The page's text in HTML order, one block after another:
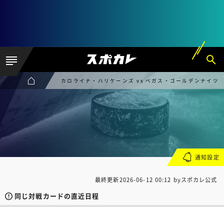
カロライナ・ハリケーンズ vs ベガス・ゴールデンナイツ
最終更新2026-06-12 00:12 byスポカレ公式
同じ対戦カードの直近日程
通知設定